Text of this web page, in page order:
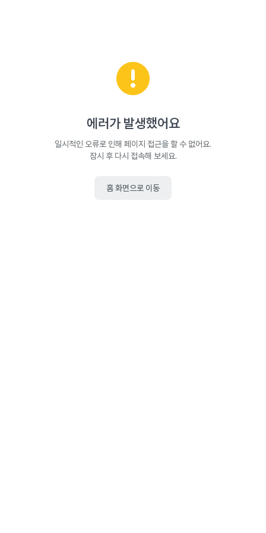
에러가 발생했어요
일시적인 오류로 인해 페이지 접근을 할 수 없어요.
잠시 후 다시 접속해 보세요.
홈 화면으로 이동